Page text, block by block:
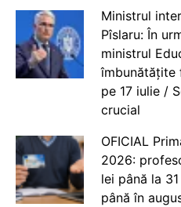
Ministrul
Pîslaru: În
ministrul
îmbunătățite
pe 17 iulie /
crucial
OFICIAL
2026:
lei până la
până în